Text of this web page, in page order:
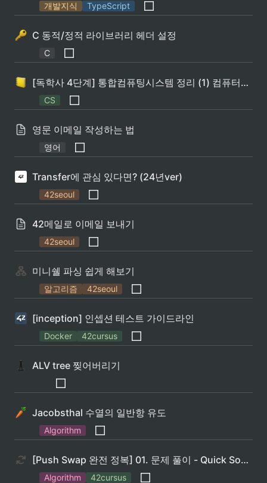
개발지식 TypeScript
C 동적/정적 라이브러리 헤더 설정
C
[독학사 4단계] 통합컴퓨팅시스템 정리 (1) 컴퓨터구조
CS
영문 이메일 작성하는 법
영어
Transfer에 관심 있다면? (24년ver)
42seoul
42메일로 이메일 보내기
42seoul
미니쉘 파싱 쉽게 해보기
알고리즘 42seoul
[inception] 인셉션 테스트 가이드라인
Docker 42cursus
ALV tree 찢어버리기
Jacobsthal 수열의 일반항 유도
Algorithm
[Push Swap 완전 정복] 01. 문제 풀이 - Quick Sort.
Algorithm 42cursus